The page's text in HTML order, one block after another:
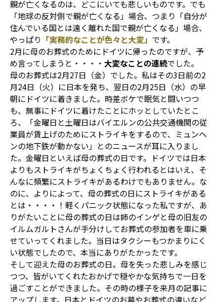
親が亡くなるのは、どこにいても悲しいものです。でも
「地球の反対側で親が亡くなる」場合、つまり「自分が
住んでいる国とは遠く離れた国で親が亡くなる」場合、
やっぱり 「実務的なことが色々と大変」 です。
2月に母のお葬式のためにドイツに帰ったのですが、予
め言ってしまうと・・・・ 大変なことの連続でした。
母のお葬式は2月27日（金）でした。私はその3日前の2
月24日（火）に日本を発ち、翌日の2月25日（水）の早
朝にドイツに着きました。時差ボケで眠気と闘いつつ
も、無事にドイツに着けたことにホッとしていたとこ
ろ、「金曜日と土曜日はバイエルンの公共交通機関の従
業員が賃上げのためにストライキをするので、ミュンヘ
ンの地下鉄が動かない」とのニュースが耳に入りまし
た。金曜日といえば母の葬式の日です。ドイツでは日本
よりもストライキがちょくちょく行われるとはいえ、そ
んなに頻繁にストライキがあるわけでもありません。な
のに、よりによって、母の葬式の日にストライキがある
とは・・・・！軽くパニック状態になった私ですが、あ
りがたいことに母の葬式の日は姉のインゲと母の旧友の
イルムガルトさんが手分けしてお葬式の参加者を車に乗
せていってくれました。当日はタクシーもつかまりにく
い状態でしたので、本当にありがたかったです。
そして迎えた母のお葬式の日。母を失った悲しみを感じ
つつ、皆がいてくれたおかげで穏やかな気持ちで一日を
過ごすことができました。その時の様子を来月の記事に
アップします。日本とドイツのお墓やお葬式の違いなど